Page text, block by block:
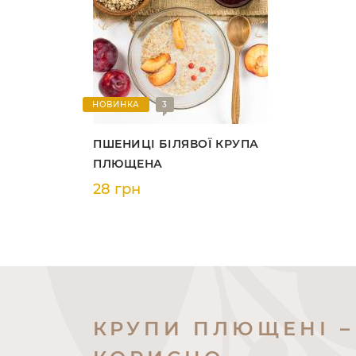
НОВИНКА 3
ПШЕНИЦІ БІЛЯВОЇ КРУПА
ПЛЮЩЕНА
28 грн
КРУПИ ПЛЮЩЕНІ